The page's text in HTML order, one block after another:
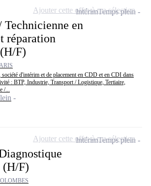
Technicienne en
réparation
F)
d'intérim et de placement en CDD et en CDI dans
: BTP, Industrie, Transport / Logistique, Tertiaire,
/...
IntérimTemps plein
Ajouter cette offre à ma sélection
(H/F)
IntérimTemps plein
Ajouter cette offre à ma sélection